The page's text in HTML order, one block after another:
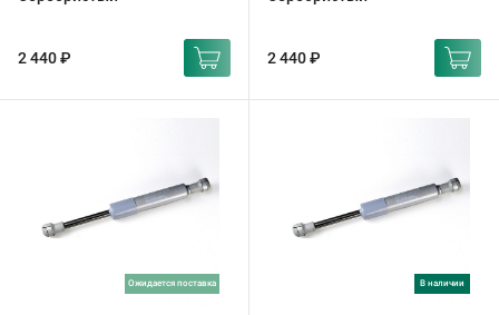
2 440 ₽ 2 440 ₽
ожидается поставка в наличии